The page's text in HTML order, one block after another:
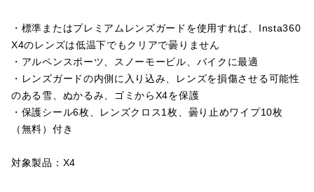
・標準またはプレミアムレンズガードを使用すれば、Insta360
X4のレンズは低温下でもクリアで曇りません
・アルペンスポーツ、スノーモービル、バイクに最適
・レンズガードの内側に入り込み、レンズを損傷させる可能性
のある雪、ぬかるみ、ゴミからX4を保護
・保護シール6枚、レンズクロス1枚、曇り止めワイプ10枚
（無料）付き
対象製品：X4